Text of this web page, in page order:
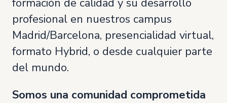
formación de calidad y su desarrollo
profesional en nuestros campus
Madrid/Barcelona, presencialidad virtual,
formato Hybrid, o desde cualquier parte
del mundo.
Somos una comunidad comprometida